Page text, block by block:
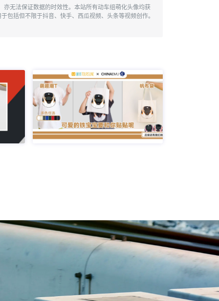
无法保证数据的时效性。本站所有动车组萌化头像均获
包括但不限于抖音、快手、西瓜视频、头条等视频创作。